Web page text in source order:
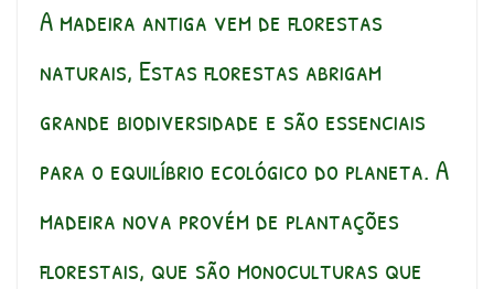
A madeira antiga vem de florestas
naturais, Estas florestas abrigam
grande biodiversidade e são essenciais
para o equilíbrio ecológico do planeta. A
madeira nova provém de plantações
florestais, que são monoculturas que